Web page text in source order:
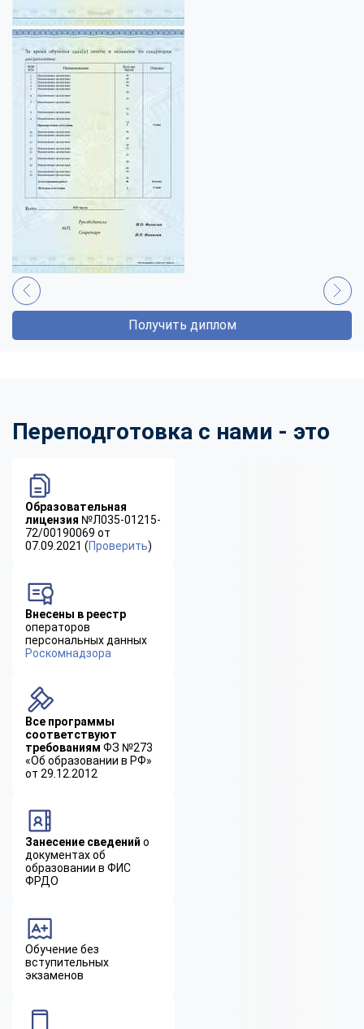
Получить диплом
Переподготовка с нами - это
Образовательная
лицензия №Л035-01215-
72/00190069 от
07.09.2021 (Проверить)
Внесены в реестр
операторов
персональных данных
Роскомнадзора
Все программы
соответствуют
требованиям ФЗ №273
«Об образовании в РФ»
от 29.12.2012
Занесение сведений о
документах об
образовании в ФИС
ФРДО
Обучение без
вступительных
экзаменов